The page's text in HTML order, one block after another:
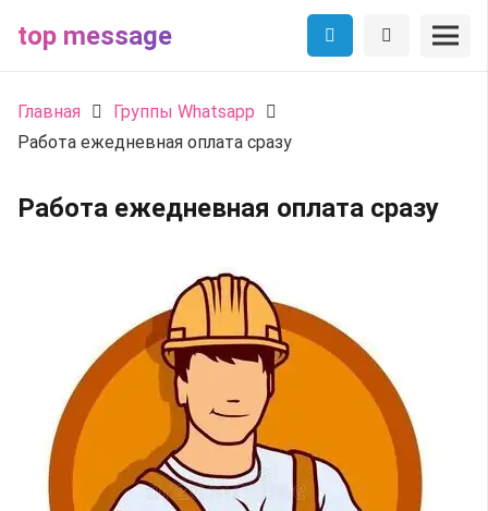
top message
Главная
Группы Whatsapp
Работа ежедневная оплата сразу
Работа ежедневная оплата сразу